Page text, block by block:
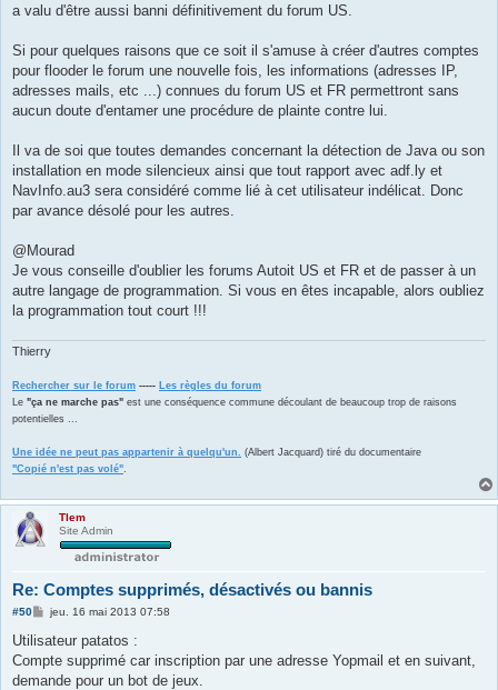
a valu d'être aussi banni définitivement du forum US.
Si pour quelques raisons que ce soit il s'amuse à créer d'autres comptes
pour flooder le forum une nouvelle fois, les informations (adresses IP,
adresses mails, etc ...) connues du forum US et FR permettront sans
aucun doute d'entamer une procédure de plainte contre lui.
Il va de soi que toutes demandes concernant la détection de Java ou son
installation en mode silencieux ainsi que tout rapport avec adf.ly et
NavInfo.au3 sera considéré comme lié à cet utilisateur indélicat. Donc
par avance désolé pour les autres.
@Mourad
Je vous conseille d'oublier les forums Autoit US et FR et de passer à un
autre langage de programmation. Si vous en êtes incapable, alors oubliez
la programmation tout court !!!
Thierry
Rechercher sur le forum ----- Les règles du forum
Le "ça ne marche pas" est une conséquence commune découlant de beaucoup trop de raisons
potentielles ...
Une idée ne peut pas appartenir à quelqu'un. (Albert Jacquard) tiré du documentaire
"Copié n'est pas volé".
Tlem
Site Admin
Re: Comptes supprimés, désactivés ou bannis
#50
M
s
a
g
jeu. 16 mai 2013 07:58
Utilisateur patatos :
Compte supprimé car inscription par une adresse Yopmail et en suivant,
demande pour un bot de jeux.